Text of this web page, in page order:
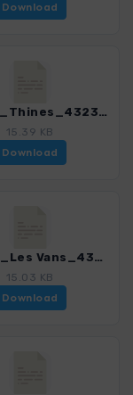
Download
Cev_12_Thines_4323_4.gpx
15.39 KB
Download
Cev_14_Les Vans_4323_4.gpx
15.03 KB
Download